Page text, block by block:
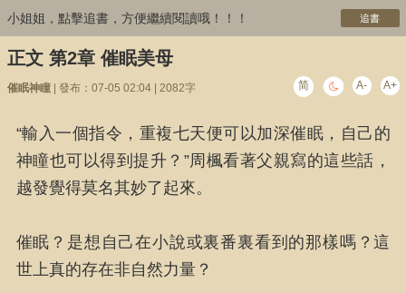
小姐姐，點擊追書，方便繼續閱讀哦！！！ 追書
正文 第2章 催眠美母
催眠神瞳| 發布：07-05 02:04 | 2082字 简 A- A+
“輸入一個指令，重複七天便可以加深催眠，自己的
神瞳也可以得到提升？”周楓看著父親寫的這些話，
越發覺得莫名其妙了起來。
催眠？是想自己在小說或裏番裏看到的那樣嗎？這
世上真的存在非自然力量？